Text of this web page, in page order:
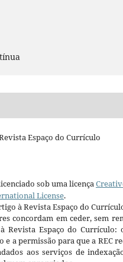
Espaço do Currículo
sob uma licença
License.
à Revista Espaço do
concordam em ceder, sem
Revista Espaço do Currículo:
a permissão para que a REC
aos serviços de